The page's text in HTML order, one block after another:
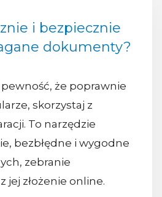
i bezpiecznie
dokumenty?
że poprawnie
skorzystaj z
To narzędzie
bezbłędne i wygodne
zebranie
jej złożenie online.